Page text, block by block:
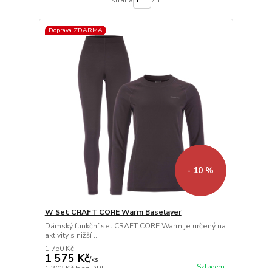
Doprava ZDARMA
- 10 %
W Set CRAFT CORE Warm Baselayer
Dámský funkční set CRAFT CORE Warm je určený na
aktivity s nižší ...
1 750 Kč
1 575 Kč/ks